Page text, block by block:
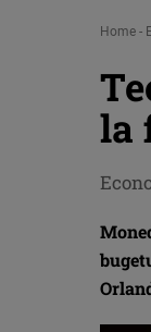
Home -
la